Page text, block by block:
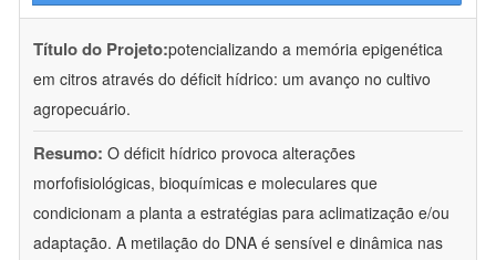
Título do Projeto:potencializando a memória epigenética
em citros através do déficit hídrico: um avanço no cultivo
agropecuário.
Resumo: O déficit hídrico provoca alterações
morfofisiológicas, bioquímicas e moleculares que
condicionam a planta a estratégias para aclimatização e/ou
adaptação. A metilação do DNA é sensível e dinâmica nas